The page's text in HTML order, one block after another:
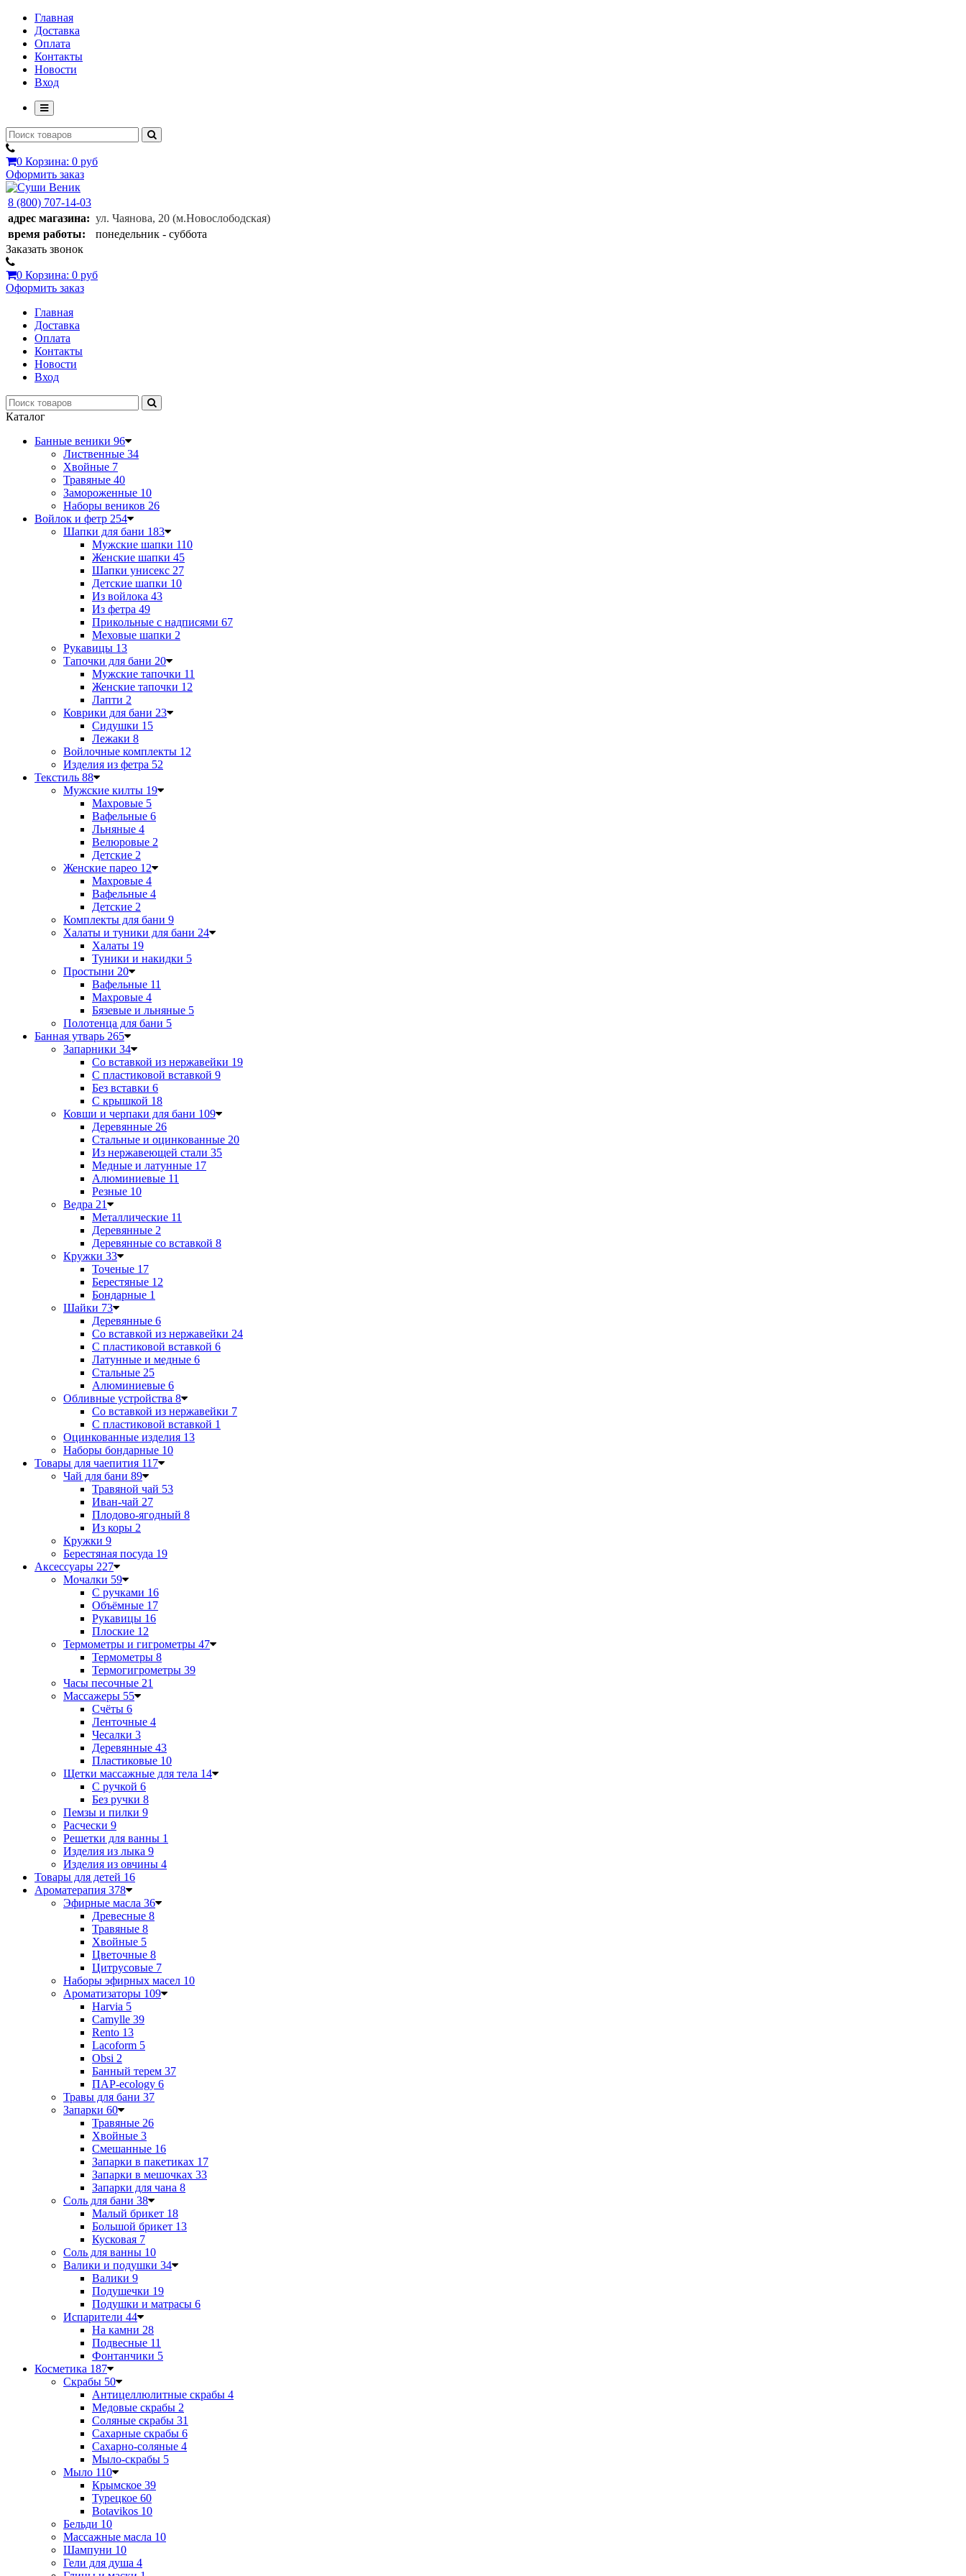
Главная
Доставка
Оплата
Контакты
Новости
Вход
0 Корзина: 0 руб
Оформить заказ
8 (800) 707-14-03
адрес магазина: ул. Чаянова, 20 (м.Новослободская)
время работы:
понедельник - суббота
Заказать звонок
0 Корзина: 0 руб
Оформить заказ
Главная
Доставка
Оплата
Контакты
Новости
Вход
Каталог
Банные веники 96
Лиственные 34
Хвойные 7
Травяные 40
Замороженные 10
Наборы веников 26
Войлок и фетр 254
Шапки для бани 183
Мужские шапки 110
Женские шапки 45
Шапки унисекс 27
Детские шапки 10
Из войлока 43
Из фетра 49
Прикольные с надписями 67
Меховые шапки 2
Рукавицы 13
Тапочки для бани 20
Мужские тапочки 11
Женские тапочки 12
Лапти 2
Коврики для бани 23
Сидушки 15
Лежаки 8
Войлочные комплекты 12
Изделия из фетра 52
Текстиль 88
Мужские килты 19
Махровые 5
Вафельные 6
Льняные 4
Велюровые 2
Детские 2
Женские парео 12
Махровые 4
Вафельные 4
Детские 2
Комплекты для бани 9
Халаты и туники для бани 24
Халаты 19
Туники и накидки 5
Простыни 20
Вафельные 11
Махровые 4
Бязевые и льняные 5
Полотенца для бани 5
Банная утварь 265
Запарники 34
Со вставкой из нержавейки 19
С пластиковой вставкой 9
Без вставки 6
С крышкой 18
Ковши и черпаки для бани 109
Деревянные 26
Стальные и оцинкованные 20
Из нержавеющей стали 35
Медные и латунные 17
Алюминиевые 11
Резные 10
Ведра 21
Металлические 11
Деревянные 2
Деревянные со вставкой 8
Кружки 33
Точеные 17
Берестяные 12
Бондарные 1
Шайки 73
Деревянные 6
Со вставкой из нержавейки 24
С пластиковой вставкой 6
Латунные и медные 6
Стальные 25
Алюминиевые 6
Обливные устройства 8
Со вставкой из нержавейки 7
С пластиковой вставкой 1
Оцинкованные изделия 13
Наборы бондарные 10
Товары для чаепития 117
Чай для бани 89
Травяной чай 53
Иван-чай 27
Плодово-ягодный 8
Из коры 2
Кружки 9
Берестяная посуда 19
Аксессуары 227
Мочалки 59
С ручками 16
Объёмные 17
Рукавицы 16
Плоские 12
Термометры и гигрометры 47
Термометры 8
Термогигрометры 39
Часы песочные 21
Массажеры 55
Счёты 6
Ленточные 4
Чесалки 3
Деревянные 43
Пластиковые 10
Щетки массажные для тела 14
С ручкой 6
Без ручки 8
Пемзы и пилки 9
Расчески 9
Решетки для ванны 1
Изделия из лыка 9
Изделия из овчины 4
Товары для детей 16
Ароматерапия 378
Эфирные масла 36
Древесные 8
Травяные 8
Хвойные 5
Цветочные 8
Цитрусовые 7
Наборы эфирных масел 10
Ароматизаторы 109
Harvia 5
Camylle 39
Rento 13
Lacoform 5
Obsi 2
Банный терем 37
ПАР-ecology 6
Травы для бани 37
Запарки 60
Травяные 26
Хвойные 3
Смешанные 16
Запарки в пакетиках 17
Запарки в мешочках 33
Запарки для чана 8
Соль для бани 38
Малый брикет 18
Большой брикет 13
Кусковая 7
Соль для ванны 10
Валики и подушки 34
Валики 9
Подушечки 19
Подушки и матрасы 6
Испарители 44
На камни 28
Подвесные 11
Фонтанчики 5
Косметика 187
Скрабы 50
Антицеллюлитные скрабы 4
Медовые скрабы 2
Соляные скрабы 31
Сахарные скрабы 6
Сахарно-соляные 4
Мыло-скрабы 5
Мыло 110
Крымское 39
Турецкое 60
Botavikos 10
Бельди 10
Массажные масла 10
Шампуни 10
Гели для душа 4